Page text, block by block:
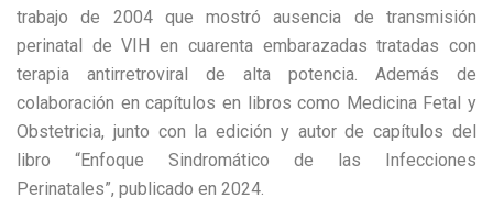
trabajo de 2004 que mostró ausencia de transmisión
perinatal de VIH en cuarenta embarazadas tratadas con
terapia antirretroviral de alta potencia. Además de
colaboración en capítulos en libros como Medicina Fetal y
Obstetricia, junto con la edición y autor de capítulos del
libro “Enfoque Sindromático de las Infecciones
Perinatales”, publicado en 2024.